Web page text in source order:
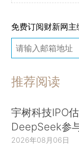
免费订阅财新网
推荐阅读
宇树科技IPO
DeepSeek参
2026年08月06日